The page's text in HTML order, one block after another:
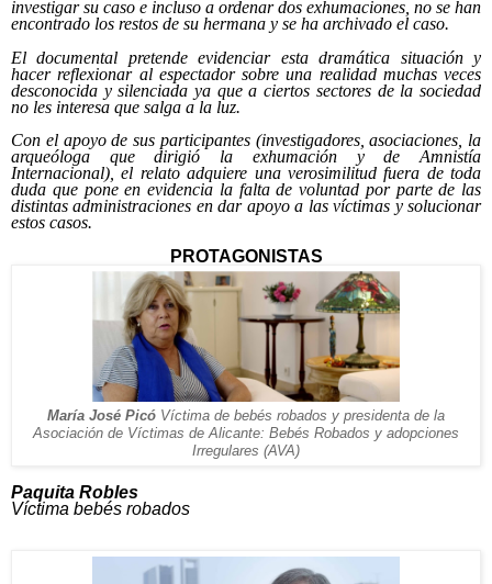
investigar su caso e incluso a ordenar dos exhumaciones, no se han
encontrado los restos de su hermana y se ha archivado el caso.
El documental pretende evidenciar esta dramática situación y
hacer reflexionar al espectador sobre una realidad muchas veces
desconocida y silenciada ya que a ciertos sectores de la sociedad
no les interesa que salga a la luz.
Con el apoyo de sus participantes (investigadores, asociaciones, la
arqueóloga que dirigió la exhumación y de Amnistía
Internacional), el relato adquiere una verosimilitud fuera de toda
duda que pone en evidencia la falta de voluntad por parte de las
distintas administraciones en dar apoyo a las víctimas y solucionar
estos casos.
PROTAGONISTAS
María José Picó Víctima de bebés robados y presidenta de la
Asociación de Víctimas de Alicante: Bebés Robados y adopciones
Irregulares (AVA)
Paquita Robles
Víctima bebés robados